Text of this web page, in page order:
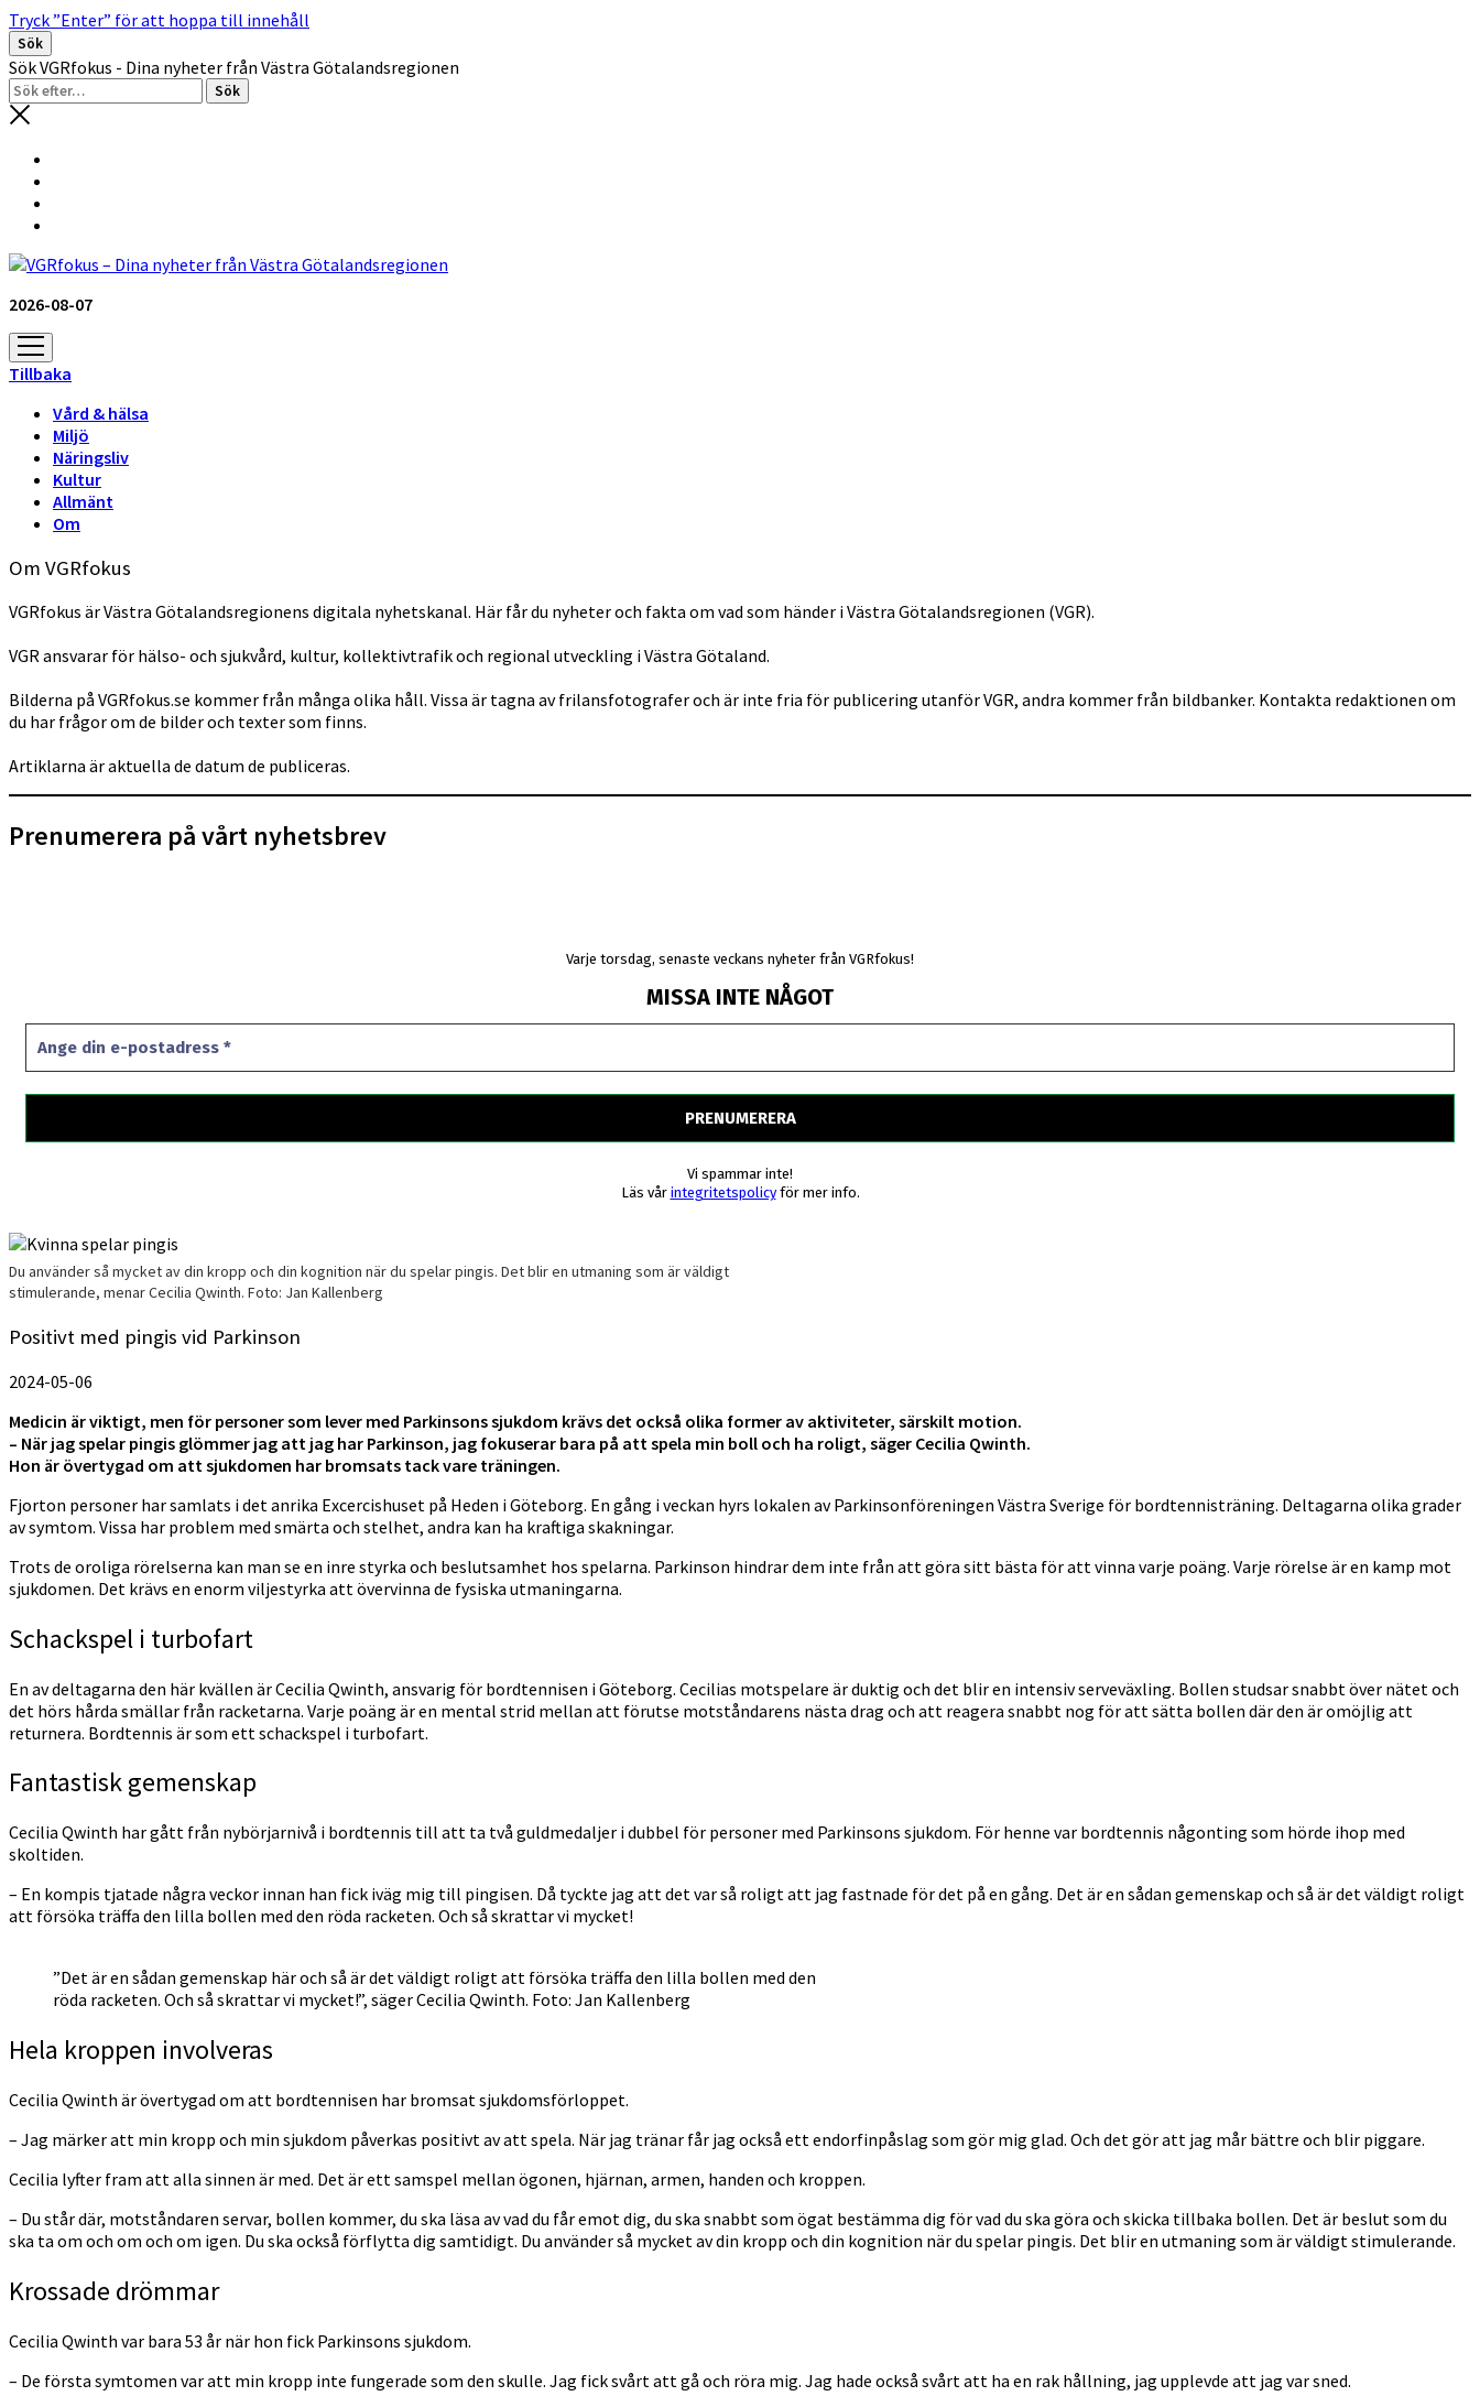
Tryck ”Enter” för att hoppa till innehåll
Sök
Sök VGRfokus - Dina nyheter från Västra Götalandsregionen
2026-08-07
öppna
meny
Tillbaka
Vård & hälsa
Miljö
Näringsliv
Kultur
Allmänt
Om
Om VGRfokus
VGRfokus är Västra Götalandsregionens digitala nyhetskanal. Här får du nyheter och fakta om vad som händer i Västra Götalandsregionen (VGR).
VGR ansvarar för hälso- och sjukvård, kultur, kollektivtrafik och regional utveckling i Västra Götaland.
Bilderna på VGRfokus.se kommer från många olika håll. Vissa är tagna av frilansfotografer och är inte fria för publicering utanför VGR, andra kommer från bildbanker. Kontakta redaktionen om
du har frågor om de bilder och texter som finns.
Artiklarna är aktuella de datum de publiceras.
Prenumerera på vårt nyhetsbrev
Varje torsdag, senaste veckans nyheter från VGRfokus!
MISSA INTE NÅGOT
Vi spammar inte!
Läs vår integritetspolicyför mer info.
Du använder så mycket av din kropp och din kognition när du spelar pingis. Det blir en utmaning som är väldigt
stimulerande, menar Cecilia Qwinth. Foto: Jan Kallenberg
Positivt med pingis vid Parkinson
2024-05-06
Medicin är viktigt, men för personer som lever med Parkinsons sjukdom krävs det också olika former av aktiviteter, särskilt motion.
– När jag spelar pingis glömmer jag att jag har Parkinson, jag fokuserar bara på att spela min boll och ha roligt, säger Cecilia Qwinth.
Hon är övertygad om att sjukdomen har bromsats tack vare träningen.
Fjorton personer har samlats i det anrika Excercishuset på Heden i Göteborg. En gång i veckan hyrs lokalen av Parkinsonföreningen Västra Sverige för bordtennisträning. Deltagarna olika grader
av symtom. Vissa har problem med smärta och stelhet, andra kan ha kraftiga skakningar.
Trots de oroliga rörelserna kan man se en inre styrka och beslutsamhet hos spelarna. Parkinson hindrar dem inte från att göra sitt bästa för att vinna varje poäng. Varje rörelse är en kamp mot
sjukdomen. Det krävs en enorm viljestyrka att övervinna de fysiska utmaningarna.
Schackspel i turbofart
En av deltagarna den här kvällen är Cecilia Qwinth, ansvarig för bordtennisen i Göteborg. Cecilias motspelare är duktig och det blir en intensiv serveväxling. Bollen studsar snabbt över nätet och
det hörs hårda smällar från racketarna. Varje poäng är en mental strid mellan att förutse motståndarens nästa drag och att reagera snabbt nog för att sätta bollen där den är omöjlig att
returnera. Bordtennis är som ett schackspel i turbofart.
Fantastisk gemenskap
Cecilia Qwinth har gått från nybörjarnivå i bordtennis till att ta två guldmedaljer i dubbel för personer med Parkinsons sjukdom. För henne var bordtennis någonting som hörde ihop med
skoltiden.
– En kompis tjatade några veckor innan han fick iväg mig till pingisen. Då tyckte jag att det var så roligt att jag fastnade för det på en gång. Det är en sådan gemenskap och så är det väldigt roligt
att försöka träffa den lilla bollen med den röda racketen. Och så skrattar vi mycket!
”Det är en sådan gemenskap här och så är det väldigt roligt att försöka träffa den lilla bollen med den
röda racketen. Och så skrattar vi mycket!”, säger Cecilia Qwinth. Foto: Jan Kallenberg
Hela kroppen involveras
Cecilia Qwinth är övertygad om att bordtennisen har bromsat sjukdomsförloppet.
– Jag märker att min kropp och min sjukdom påverkas positivt av att spela. När jag tränar får jag också ett endorfinpåslag som gör mig glad. Och det gör att jag mår bättre och blir piggare.
Cecilia lyfter fram att alla sinnen är med. Det är ett samspel mellan ögonen, hjärnan, armen, handen och kroppen.
– Du står där, motståndaren servar, bollen kommer, du ska läsa av vad du får emot dig, du ska snabbt som ögat bestämma dig för vad du ska göra och skicka tillbaka bollen. Det är beslut som du
ska ta om och om och om igen. Du ska också förflytta dig samtidigt. Du använder så mycket av din kropp och din kognition när du spelar pingis. Det blir en utmaning som är väldigt stimulerande.
Krossade drömmar
Cecilia Qwinth var bara 53 år när hon fick Parkinsons sjukdom.
– De första symtomen var att min kropp inte fungerade som den skulle. Jag fick svårt att gå och röra mig. Jag hade också svårt att ha en rak hållning, jag upplevde att jag var sned.